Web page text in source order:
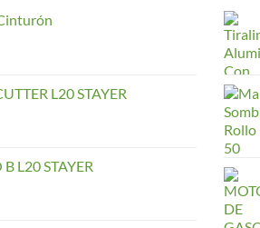
L20 STAYER
L20 STAYER